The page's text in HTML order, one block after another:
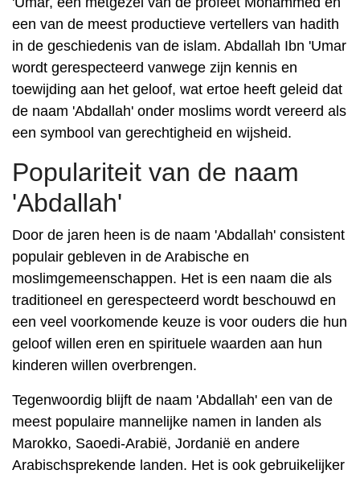
een van de meest productieve vertellers van hadith
in de geschiedenis van de islam. Abdallah Ibn 'Umar
wordt gerespecteerd vanwege zijn kennis en
toewijding aan het geloof, wat ertoe heeft geleid dat
de naam 'Abdallah' onder moslims wordt vereerd als
een symbool van gerechtigheid en wijsheid.
Populariteit van de naam
'Abdallah'
Door de jaren heen is de naam 'Abdallah' consistent
populair gebleven in de Arabische en
moslimgemeenschappen. Het is een naam die als
traditioneel en gerespecteerd wordt beschouwd en
een veel voorkomende keuze is voor ouders die hun
geloof willen eren en spirituele waarden aan hun
kinderen willen overbrengen.
Tegenwoordig blijft de naam 'Abdallah' een van de
meest populaire mannelijke namen in landen als
Marokko, Saoedi-Arabië, Jordanië en andere
Arabischsprekende landen. Het is ook gebruikelijker